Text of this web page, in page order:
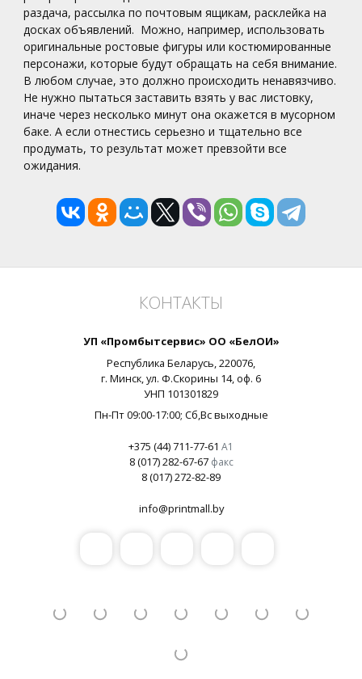
раздача, рассылка по почтовым ящикам, расклейка на
досках объявлений. Можно, например, использовать
оригинальные ростовые фигуры или костюмированные
персонажи, которые будут обращать на себя внимание.
В любом случае, это должно происходить ненавязчиво.
Не нужно пытаться заставить взять у вас листовку,
иначе через несколько минут она окажется в мусорном
баке. А если отнестись серьезно и тщательно все
продумать, то результат может превзойти все
ожидания.
КОНТАКТЫ
УП «Промбытсервис» ОО «БелОИ»
Республика Беларусь,220076,
г. Минск, ул. Ф.Скорины 14, оф. 6
УНП 101301829
Пн-Пт 09:00-17:00; Сб,Вс выходные
+375 (44) 711-77-61 А1
8 (017) 282-67-67 факс
8 (017) 272-82-89
info@printmall.by